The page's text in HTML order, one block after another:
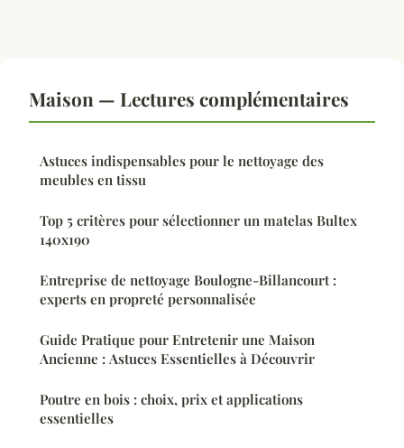
Maison — Lectures complémentaires
Astuces indispensables pour le nettoyage des
meubles en tissu
Top 5 critères pour sélectionner un matelas Bultex
140x190
Entreprise de nettoyage Boulogne-Billancourt :
experts en propreté personnalisée
Guide Pratique pour Entretenir une Maison
Ancienne : Astuces Essentielles à Découvrir
Poutre en bois : choix, prix et applications
essentielles